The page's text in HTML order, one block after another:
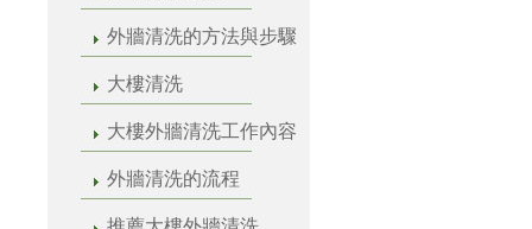
外牆清洗的方法與步驟
大樓清洗
大樓外牆清洗工作內容
外牆清洗的流程